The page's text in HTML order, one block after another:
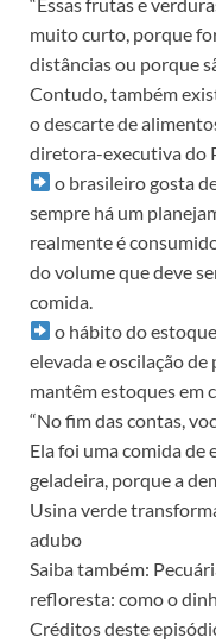
muito curto, porque
distâncias ou porque
Contudo, também
o descarte de
diretora-executiva do
o brasileiro gosta
sempre há um
realmente é
do volume que deve
comida.
o hábito do
elevada e oscilação
mantêm estoques em
“No fim das contas,
Ela foi uma comida de
geladeira, porque a
Usina verde
adubo
Saiba também:
refloresta: como o
Créditos deste